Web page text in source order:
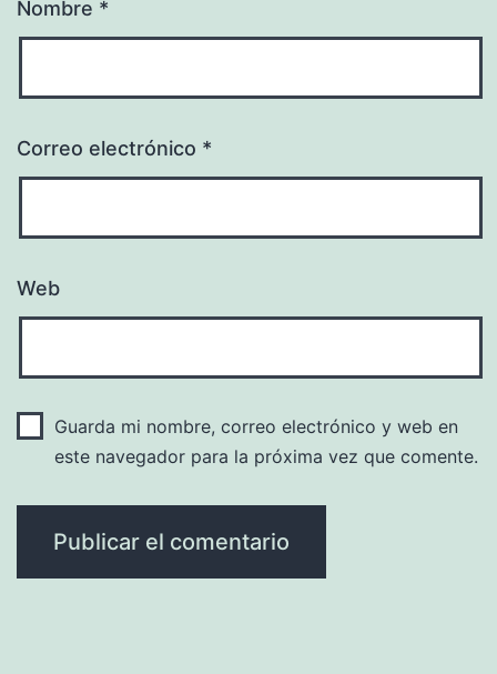
Nombre *
Correo electrónico *
Web
Guarda mi nombre, correo electrónico y web en
este navegador para la próxima vez que comente.